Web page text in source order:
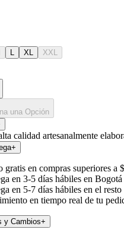
XL XXL
una Opción
calidad artesanalmente
+
gratis en compras superiores a
en 3-5 días hábiles en Bogotá
en 5-7 días hábiles en el
en tiempo real de tu
y Cambios+